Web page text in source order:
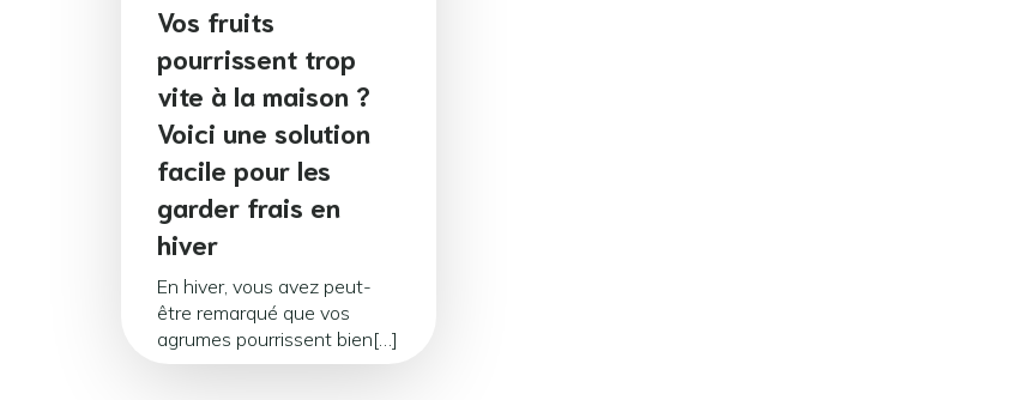
Vos fruits
pourrissent trop
vite à la maison ?
Voici une solution
facile pour les
garder frais en
hiver
En hiver, vous avez peut-
être remarqué que vos
agrumes pourrissent bien[…]